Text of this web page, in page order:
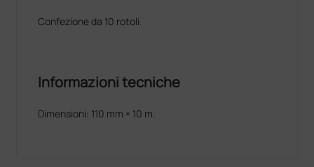
Confezione da 10 rotoli.
Informazioni tecniche
Dimensioni: 110 mm × 10 m.